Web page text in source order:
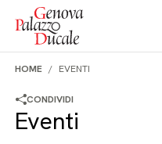
Salta al contenuto
HOME EVENTI
CONDIVIDI
Eventi